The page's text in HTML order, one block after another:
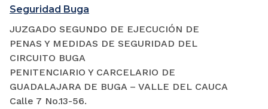
Seguridad Buga
JUZGADO SEGUNDO DE EJECUCIÓN DE
PENAS Y MEDIDAS DE SEGURIDAD DEL
CIRCUITO BUGA
PENITENCIARIO Y CARCELARIO DE
GUADALAJARA DE BUGA – VALLE DEL CAUCA
Calle 7 No.13-56.